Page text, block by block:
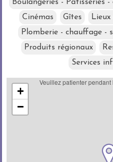
Boulangeries - Pâtisseries
Cinémas
Gîtes
Plomberie - chauffage -
Produits régionaux
Services